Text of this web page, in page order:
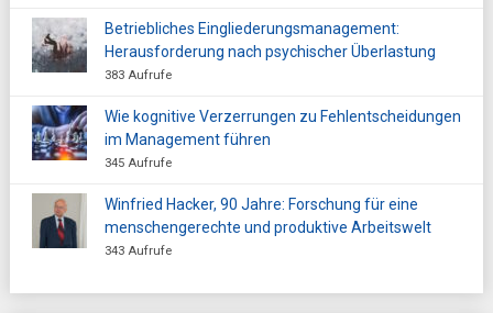
Betriebliches Eingliederungsmanagement:
Herausforderung nach psychischer Überlastung
383 Aufrufe
Wie kognitive Verzerrungen zu Fehlentscheidungen
im Management führen
345 Aufrufe
Winfried Hacker, 90 Jahre: Forschung für eine
menschengerechte und produktive Arbeitswelt
343 Aufrufe